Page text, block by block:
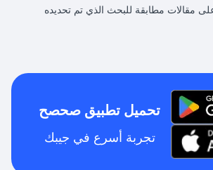
تحميل تطبيق صحصح
تجربة أسرع في جيبك